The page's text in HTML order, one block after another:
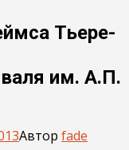
Тьере-
им. А.П.
Автор fade